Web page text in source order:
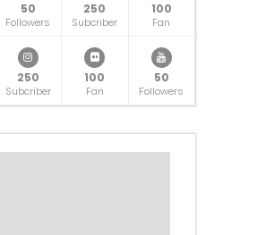
50
Followers
250
Subcriber
100
Fan
250
Subcriber
100
Fan
50
Followers